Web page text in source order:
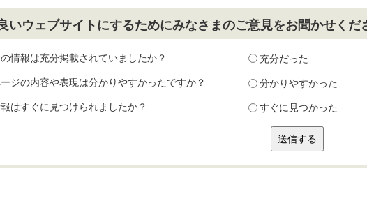
いウェブサイトにするためにみなさまのご意見をお聞かせくだ
情報は充分掲載されていましたか？ 充分だった
ジの内容や表現は分かりやすかったですか？ 分かりやすかった
はすぐに見つけられましたか？ すぐに見つかった